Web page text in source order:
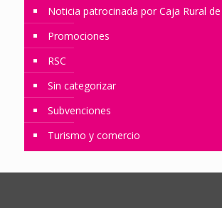
Noticia patrocinada por Caja Rural
Promociones
RSC
Sin categorizar
Subvenciones
Turismo y comercio